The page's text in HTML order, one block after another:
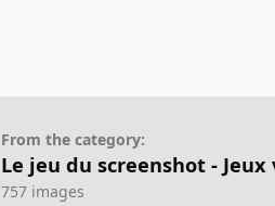
From the category:
Le jeu du screenshot - Jeux
757 images